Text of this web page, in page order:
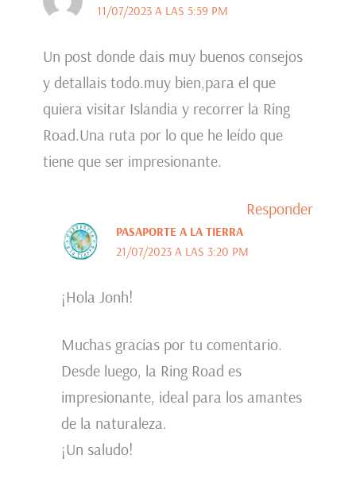
11/07/2023 A LAS 5:59 PM
Un post donde dais muy buenos consejos
y detallais todo.muy bien,para el que
quiera visitar Islandia y recorrer la Ring
Road.Una ruta por lo que he leído que
tiene que ser impresionante.
Responder
PASAPORTE A LA TIERRA
21/07/2023 A LAS 3:20 PM
¡Hola Jonh!
Muchas gracias por tu comentario.
Desde luego, la Ring Road es
impresionante, ideal para los amantes
de la naturaleza.
¡Un saludo!